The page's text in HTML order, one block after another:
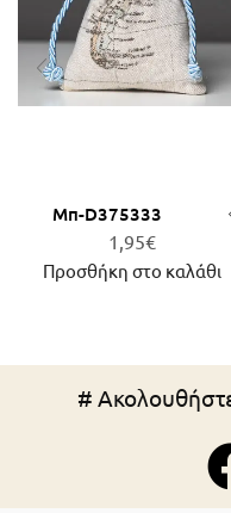
Μπ-D375333
1,95€
Προσθήκη στο καλάθι
#